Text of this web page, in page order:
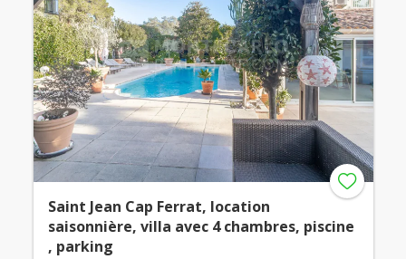
Saint Jean Cap Ferrat, location
saisonnière, villa avec 4 chambres, piscine
, parking